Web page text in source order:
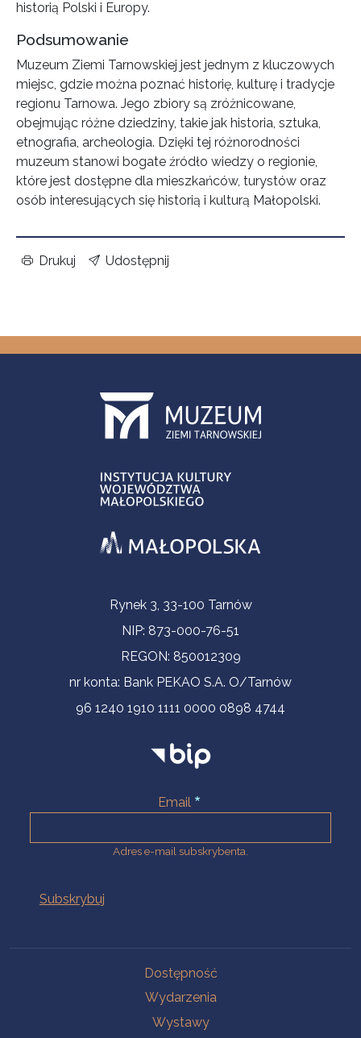
historią Polski i Europy.
Podsumowanie
Muzeum Ziemi Tarnowskiej jest jednym z kluczowych
miejsc, gdzie można poznać historię, kulturę i tradycje
regionu Tarnowa. Jego zbiory są zróżnicowane,
obejmując różne dziedziny, takie jak historia, sztuka,
etnografia, archeologia. Dzięki tej różnorodności
muzeum stanowi bogate źródło wiedzy o regionie,
które jest dostępne dla mieszkańców, turystów oraz
osób interesujących się historią i kulturą Małopolski.
Drukuj Udostępnij
Informacje kontaktoweRynek 3, 33-100 Tarnów
NIP: 873-000-76-51
REGON: 850012309
nr konta: Bank PEKAO S.A. O/Tarnów
96 1240 1910 1111 0000 0898 4744
Email
Adres e-mail subskrybenta.
Dostępność
Wydarzenia
Wystawy